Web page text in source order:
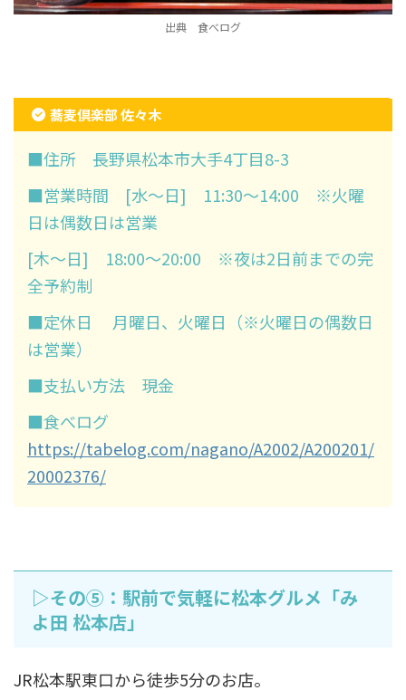
出典 食べログ
蕎麦倶楽部 佐々木
■住所 長野県松本市大手4丁目8-3
■営業時間 [水～日] 11:30～14:00 ※火曜
日は偶数日は営業
[木～日] 18:00～20:00 ※夜は2日前までの完
全予約制
■定休日 月曜日、火曜日（※火曜日の偶数日
は営業）
■支払い方法 現金
■食べログ
https://tabelog.com/nagano/A2002/A200201/
20002376/
▷その⑤：駅前で気軽に松本グルメ「み
よ田 松本店」
JR松本駅東口から徒歩5分のお店。